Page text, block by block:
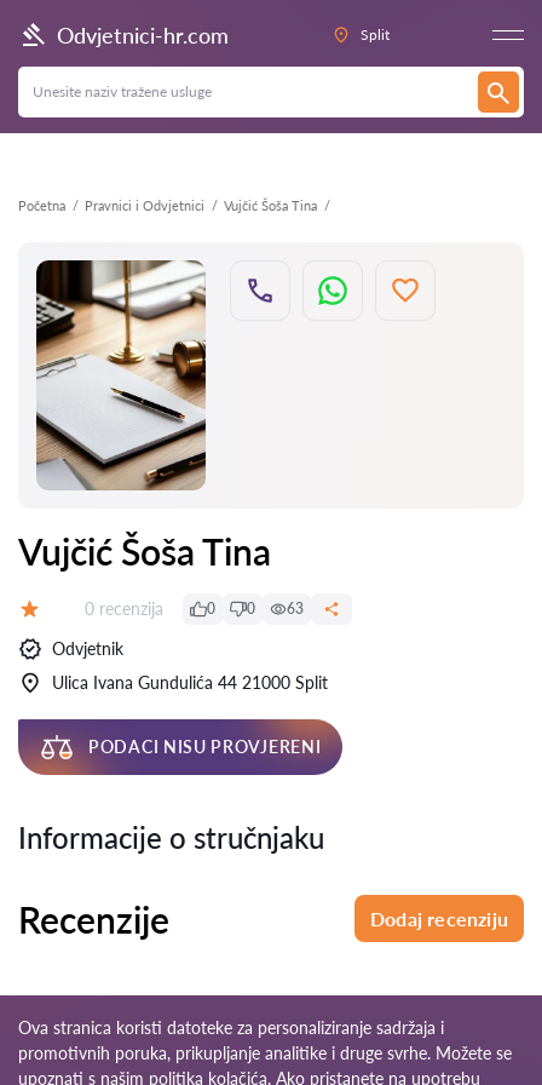
Odvjetnici-hr.com Split
Početna Pravnici i Odvjetnici Vujčić Šoša Tina
Natrag
Vujčić Šoša Tina
Recenzija:
0 recenzija 0 0 63
Odvjetnik
Ulica Ivana Gundulića 44 21000 Split
PODACI NISU PROVJERENI
Informacije o stručnjaku
Recenzije Dodaj recenziju
Ova stranica koristi datoteke za personaliziranje sadržaja i
promotivnih poruka, prikupljanje analitike i druge svrhe. Možete se
upoznati s našim politika kolačića. Ako pristanete na upotrebu